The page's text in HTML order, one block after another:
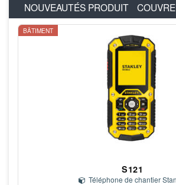
NOUVEAUTÉS PRODUIT
BÂTIMENT
S121
Téléphone de chantier